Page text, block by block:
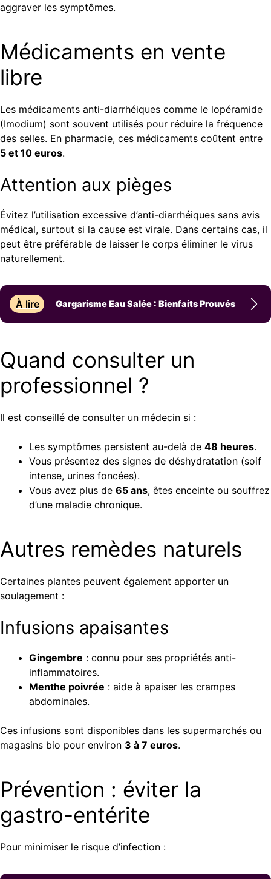
aggraver les symptômes.
Médicaments en vente
libre
Les médicaments anti-diarrhéiques comme le lopéramide
(Imodium) sont souvent utilisés pour réduire la fréquence
des selles. En pharmacie, ces médicaments coûtent entre
5 et 10 euros.
Attention aux pièges
Évitez l’utilisation excessive d’anti-diarrhéiques sans avis
médical, surtout si la cause est virale. Dans certains cas, il
peut être préférable de laisser le corps éliminer le virus
naturellement.
À lire Gargarisme Eau Salée : Bienfaits Prouvés
Quand consulter un
professionnel ?
Il est conseillé de consulter un médecin si :
Les symptômes persistent au-delà de 48 heures.
Vous présentez des signes de déshydratation (soif
intense, urines foncées).
Vous avez plus de 65 ans, êtes enceinte ou souffrez
d’une maladie chronique.
Autres remèdes naturels
Certaines plantes peuvent également apporter un
soulagement :
Infusions apaisantes
Gingembre : connu pour ses propriétés anti-
inflammatoires.
Menthe poivrée : aide à apaiser les crampes
abdominales.
Ces infusions sont disponibles dans les supermarchés ou
magasins bio pour environ 3 à 7 euros.
Prévention : éviter la
gastro-entérite
Pour minimiser le risque d’infection :